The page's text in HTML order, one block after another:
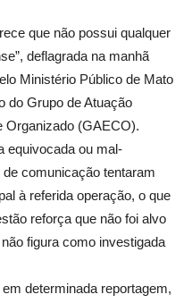
que não possui qualquer
deflagrada na manhã
Ministério Público de Mato
do Grupo de Atuação
Organizado (GAECO).
equivocada ou mal-
comunicação tentaram
à referida operação, o que
reforça que não foi alvo
figura como investigada
determinada reportagem,